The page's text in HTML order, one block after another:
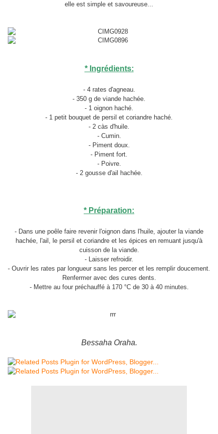
elle est simple et savoureuse...
* Ingrédients:
- 4 rates d'agneau.
- 350 g de viande hachée.
- 1 oignon haché.
- 1 petit bouquet de persil et coriandre haché.
- 2 càs d'huile.
- Cumin.
- Piment doux.
- Piment fort.
- Poivre.
- 2 gousse d'ail hachée.
* Préparation:
- Dans une poêle faire revenir l'oignon dans l'huile, ajouter la viande
hachée, l'ail, le persil et coriandre et les épices en remuant jusqu'à
cuisson de la viande.
- Laisser refroidir.
- Ouvrir les rates par longueur sans les percer et les remplir doucement.
Renfermer avec des cures dents.
- Mettre au four préchauffé à 170 °C de 30 à 40 minutes.
Bessaha Oraha.